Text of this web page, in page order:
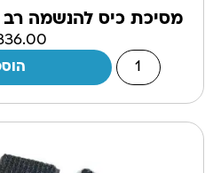
מסיכת כיס להנשמה רב פעמית